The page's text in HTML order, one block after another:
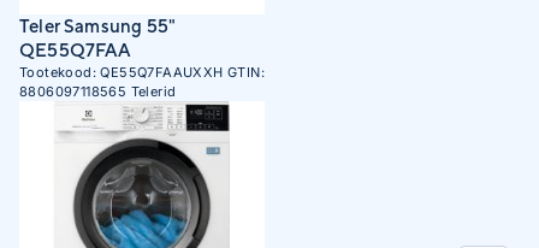
Teler Samsung 55"
QE55Q7FAA
Tootekood:QE55Q7FAAUXXH GTIN:
8806097118565 Telerid